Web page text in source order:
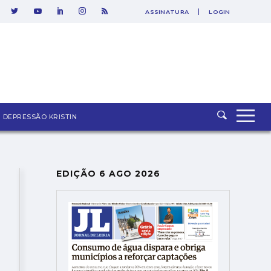
SAIR
ASSINATURA LOGIN
DEPRESSÃO KRISTIN
EDIÇÃO 6 AGO 2026